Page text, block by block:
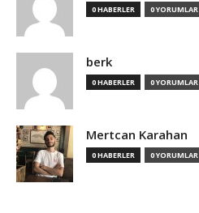
0 HABERLER 0 YORUMLAR
berk
0 HABERLER 0 YORUMLAR
Mertcan Karahan
0 HABERLER 0 YORUMLAR